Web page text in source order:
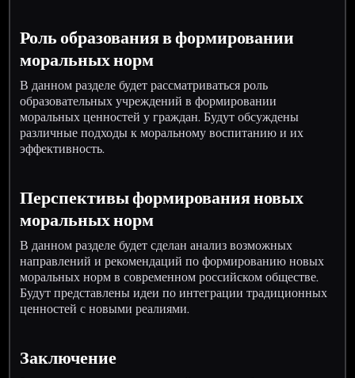
Роль образования в формировании
моральных норм
В данном разделе будет рассматриваться роль
образовательных учреждений в формировании
моральных ценностей у граждан. Будут обсуждены
различные подходы к моральному воспитанию и их
эффективность.
Перспективы формирования новых
моральных норм
В данном разделе будет сделан анализ возможных
направлений и рекомендаций по формированию новых
моральных норм в современном российском обществе.
Будут представлены идеи по интеграции традиционных
ценностей с новыми реалиями.
Заключение